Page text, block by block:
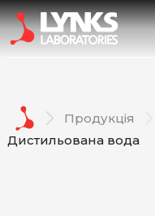
Про нас
Продукція
Дистильована вода